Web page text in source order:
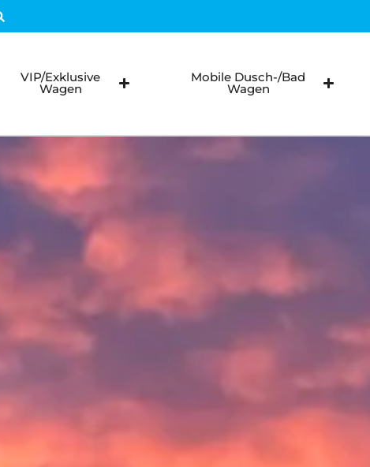
VIP/Exklusive
Wagen
Mobile Dusch-/Bad
Wagen
Rollstuhlfahrer WC Vakuum